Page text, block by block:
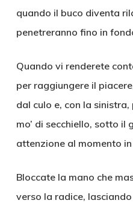
quando il buco diventa
penetreranno fino in
Quando vi renderete
per raggiungere il
dal culo e, con la
mo’ di secchiello, sotto il
attenzione al momento
Bloccate la mano che
verso la radice,